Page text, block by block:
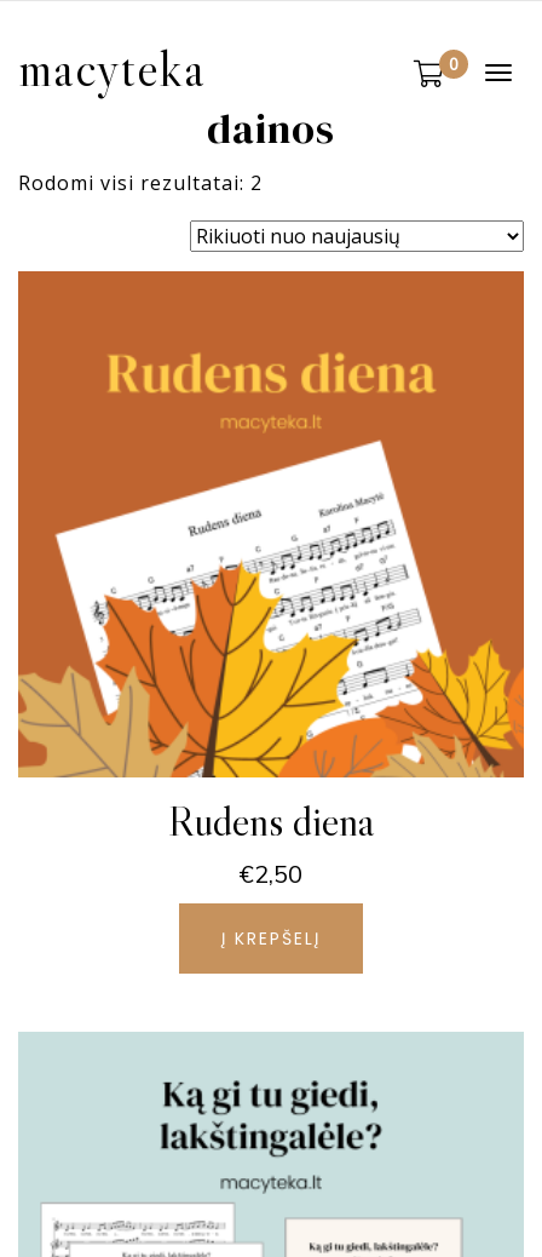
macyteka 0
dainos
Rodomi visi rezultatai: 2
Rudens diena
€2,50
Į KREPŠELĮ